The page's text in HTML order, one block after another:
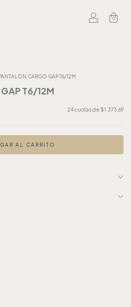
0
CARGO GAP T6/12M
T6/12M
24cuotas de $1.373,69